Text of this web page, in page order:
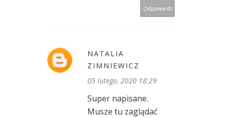
Odpowiedz
NATALIA
ZIMNIEWICZ
05 lutego, 2020 18:29
Super napisane.
Musze tu zaglądać